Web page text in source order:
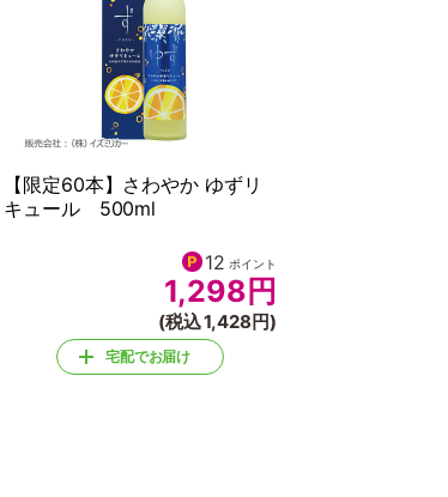
【限定60本】さわやか ゆずリ
キュール 500ml
12 ポイント
1,298 円
(税込 1,428円)
宅配でお届け